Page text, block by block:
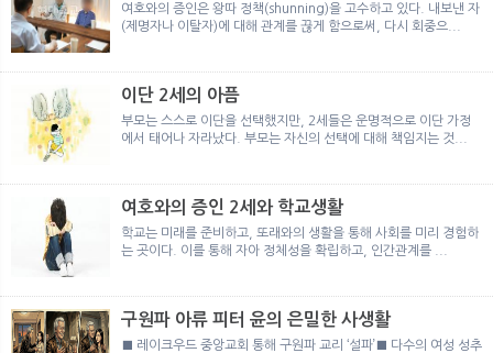
여호와의 증인은 왕따 정책(shunning)을 고수하고 있다. 내보낸 자
(제명자나 이탈자)에 대해 관계를 끊게 함으로써, 다시 회중으...
이단 2세의 아픔
부모는 스스로 이단을 선택했지만, 2세들은 운명적으로 이단 가정
에서 태어나 자라났다. 부모는 자신의 선택에 대해 책임지는 것...
여호와의 증인 2세와 학교생활
학교는 미래를 준비하고, 또래와의 생활을 통해 사회를 미리 경험하
는 곳이다. 이를 통해 자아 정체성을 확립하고, 인간관계를 ...
구원파 아류 피터 윤의 은밀한 사생활
■ 레이크우드 중앙교회 통해 구원파 교리 ‘설파’■ 다수의 여성 성추